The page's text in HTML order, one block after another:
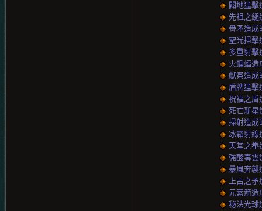
闢地猛
先祖之鎚
骨矛造成
聖光掃擊
多重射擊
火蝙蝠造
獻祭造成
盾牌猛擊
祝福之盾
死亡新星
掃射造成
冰霜射線
天堂之拳
強酸毒雲
暴風奔襲
上古之
元素箭造
秘法光球